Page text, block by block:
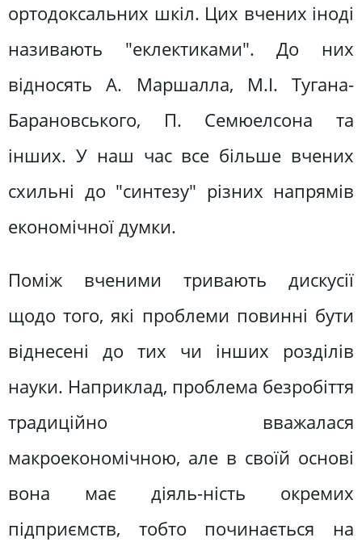
ортодоксальних шкіл. Цих вчених іноді
називають "еклектиками". До них
відносять А. Маршалла, М.І. Тугана-
Барановського, П. Семюелсона та
інших. У наш час все більше вчених
схильні до "синтезу" різних напрямів
економічної думки.
Поміж вченими тривають дискусії
щодо того, які проблеми повинні бути
віднесені до тих чи інших розділів
науки. Наприклад, проблема безробіття
традиційно вважалася
макроекономічною, але в своїй основі
вона має діяль-ність окремих
підприємств, тобто починається на